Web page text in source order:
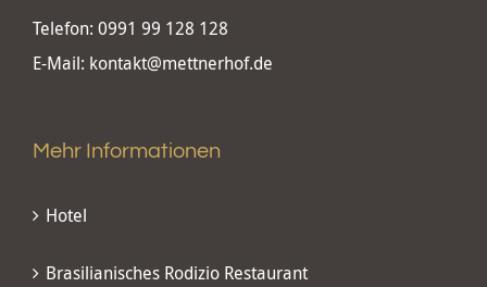
Telefon: 0991 99 128 128
E-Mail: kontakt@mettnerhof.de
Mehr Informationen
Hotel
Brasilianisches Rodizio Restaurant